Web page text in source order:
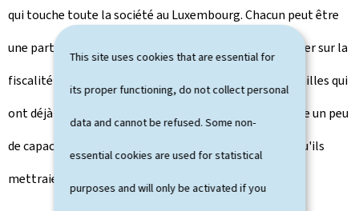
This site uses cookies that are essential for
its proper functioning, do not collect personal
data and cannot be refused. Some non-
essential cookies are used for statistical
purposes and will only be activated if you
qui touche toute la société au Luxembourg. Chacun peut être
une partie de la solution. Cela impliquerait aussi de jouer sur la
fiscalité pour les petits investisseurs privés ou des familles qui
ont déjà un logement résidentiel et qui auraient encore un peu
de capacité financière pour acheter un appartement qu'ils
mettraient en location.